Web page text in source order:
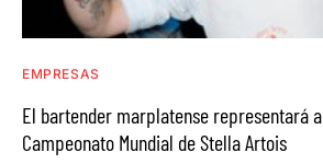
EMPRESAS
El bartender marplatense representará
Campeonato Mundial de Stella Artois